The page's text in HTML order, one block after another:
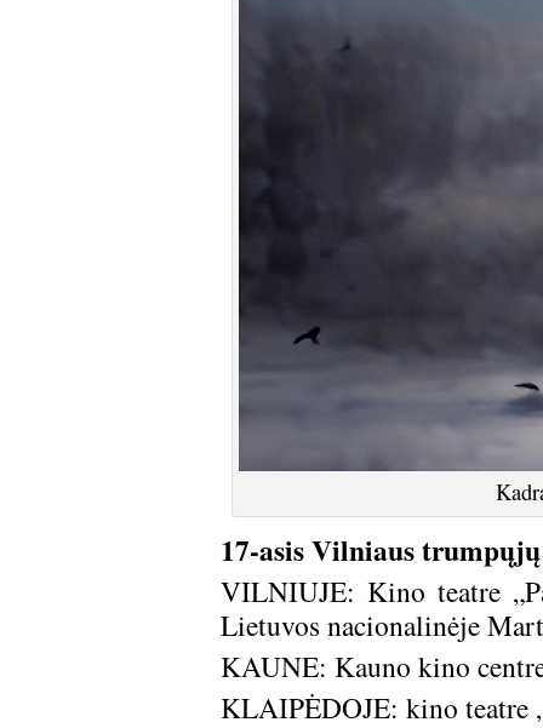
17-asis Vilniaus
VILNIUJE: Kino teatre
Lietuvos nacionalinėje
KAUNE: Kauno kino
KLAIPĖDOJE: kino teatre